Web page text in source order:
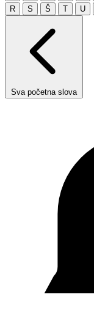
R
S Š T U
Sva početna slova